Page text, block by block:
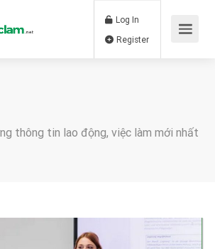
Log In
thông tin lao động, việc làm mới nhất